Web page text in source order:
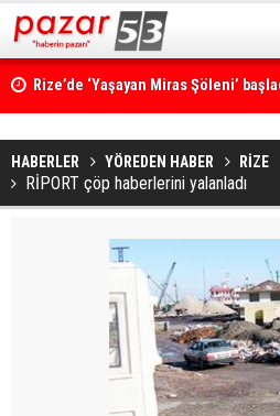
Rize’de ‘Yaşayan Miras Şöleni’
HABERLER YÖREDEN HABER RİZE
RİPORT çöp haberlerini yalanladı